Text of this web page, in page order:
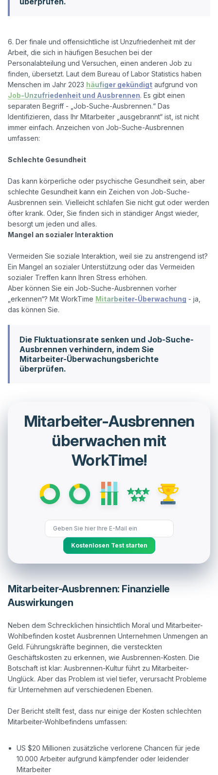
6. Der finale und offensichtliche ist Unzufriedenheit mit der
Arbeit, die sich in häufigen Besuchen bei der
Personalabteilung und Versuchen, einen anderen Job zu
finden, übersetzt. Laut dem Bureau of Labor Statistics haben
Menschen im Jahr 2023 häufiger gekündigt
Job-Unzufriedenheit und Ausbrennen. Es gibt einen
separaten Begriff - „Job-Suche-Ausbrennen.“ Das
Identifizieren, dass Ihr Mitarbeiter „ausgebrannt“ ist, ist nicht
immer einfach. Anzeichen von Job-Suche-Ausbrennen
umfassen:
Schlechte Gesundheit
Das kann körperliche oder psychische Gesundheit sein, aber
schlechte Gesundheit kann ein Zeichen von Job-Suche-
Ausbrennen sein. Vielleicht schlafen Sie nicht gut oder werden
öfter krank. Oder, Sie finden sich in ständiger Angst wieder,
Mangel an sozialer Interaktion
Vermeiden Sie soziale Interaktion, weil sie zu anstrengend ist?
Ein Mangel an sozialer Unterstützung oder das Vermeiden
sozialer Treffen kann Ihren Stress erhöhen.
Aber können Sie ein Job-Suche-Ausbrennen vorher
„erkennen“? Mit WorkTime Mitarbeiter-Überwachung - ja,
Die Fluktuationsrate senken und Job-Suche-
Ausbrennen verhindern, indem Sie
Mitarbeiter-Überwachungsberichte
überprüfen.
Mitarbeiter-Ausbrennen
überwachen mit
WorkTime!
Kostenlosen Test starten
Mitarbeiter-Ausbrennen: Finanzielle
Auswirkungen
Neben dem Schrecklichen hinsichtlich Moral und Mitarbeiter-
Wohlbefinden kostet Ausbrennen Unternehmen Unmengen an
Geld. Führungskräfte beginnen, die versteckten
Geschäftskosten zu erkennen, wie Ausbrennen-Kosten. Die
Botschaft ist klar: Ausbrennen-Kultur führt zu Mitarbeiter-
Unglück. Aber das Problem ist viel tiefer, verursacht Probleme
für Unternehmen auf verschiedenen Ebenen.
Der Bericht stellt fest, dass nur einige der Kosten schlechten
Mitarbeiter-Wohlbefindens umfassen:
US $20 Millionen zusätzliche verlorene Chancen für jede
10.000 Arbeiter aufgrund kämpfender oder leidender
Mitarbeiter